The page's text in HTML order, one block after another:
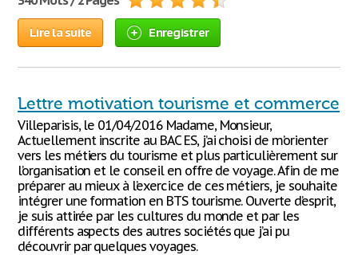
Lire la suite Enregistrer
Lettre motivation tourisme et commerce
Villeparisis, le 01/04/2016 Madame, Monsieur,
Actuellement inscrite au BAC ES, j’ai choisi de m’orienter
vers les métiers du tourisme et plus particulièrement sur
l’organisation et le conseil en offre de voyage. Afin de me
préparer au mieux à l’exercice de ces métiers, je souhaite
intégrer une formation en BTS tourisme. Ouverte d’esprit,
je suis attirée par les cultures du monde et par les
différents aspects des autres sociétés que j’ai pu
découvrir par quelques voyages.